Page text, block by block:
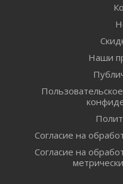
Наши
Согласие на
Согласие на